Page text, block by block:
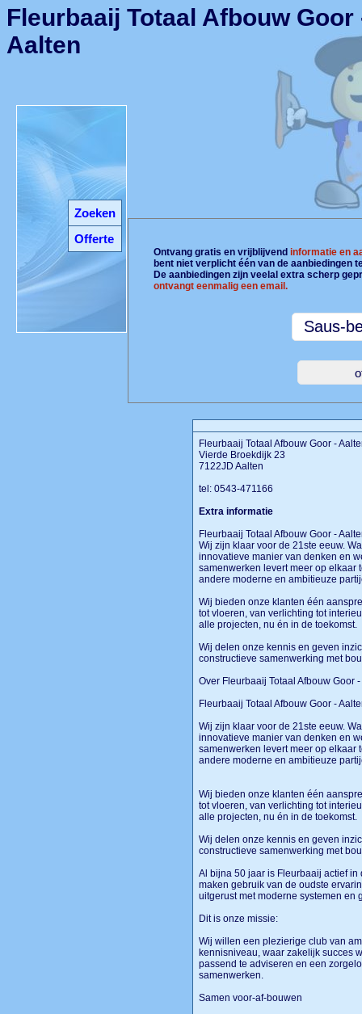
Zoeken
Offerte
Fleurbaaij Totaal Afbouw
Aalten
Ontvang gratis en vrijblijvendinformatie en
bent niet verplicht één van de aanbiedingen
De aanbiedingen zijn veelal extra scherp
ontvangt eenmalig een email.
Fleurbaaij Totaal Afbouw Goor -
Vierde Broekdijk 23
7122JD Aalten
tel: 0543-471166
Extra informatie
Fleurbaaij Totaal Afbouw Goor -
Wij zijn klaar voor de 21ste eeuw.
innovatieve manier van denken en
samenwerken levert meer op elkaar
andere moderne en ambitieuze
Wij bieden onze klanten één
tot vloeren, van verlichting tot
alle projecten, nu én in de toekomst.
Wij delen onze kennis en geven
constructieve samenwerking met
Over Fleurbaaij Totaal Afbouw Goor
Fleurbaaij Totaal Afbouw Goor -
Wij zijn klaar voor de 21ste eeuw.
innovatieve manier van denken en
samenwerken levert meer op elkaar
andere moderne en ambitieuze
Wij bieden onze klanten één
tot vloeren, van verlichting tot
alle projecten, nu én in de toekomst.
Wij delen onze kennis en geven
constructieve samenwerking met
Al bijna 50 jaar is Fleurbaaij actief
maken gebruik van de oudste
uitgerust met moderne systemen
Dit is onze missie:
Wij willen een plezierige club van
kennisniveau, waar zakelijk succes
passend te adviseren en een
samenwerken.
Samen voor-af-bouwen